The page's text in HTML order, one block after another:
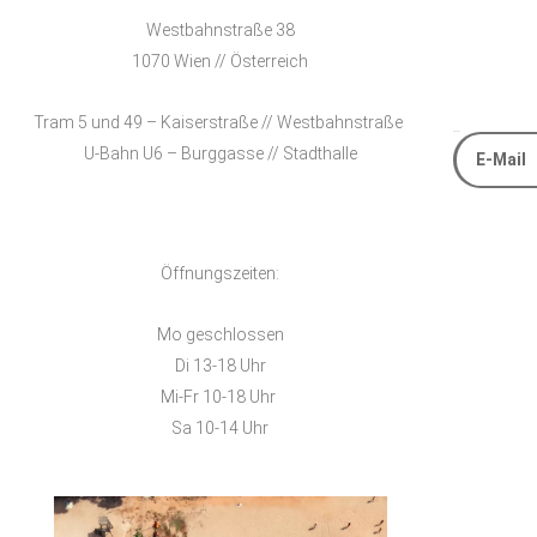
Westbahnstraße 38
1070 Wien // Österreich
Tram 5 und 49 – Kaiserstraße // Westbahnstraße
U-Bahn U6 – Burggasse // Stadthalle
Öffnungszeiten:
Mo geschlossen
Di 13-18 Uhr
Mi-Fr 10-18 Uhr
Sa 10-14 Uhr